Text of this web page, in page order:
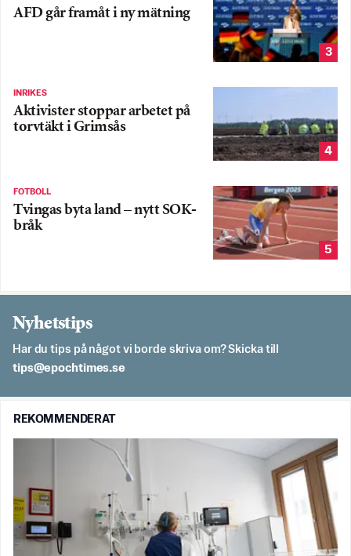
AFD går framåt i ny mätning
3
INRIKES
Aktivister stoppar arbetet på
torvtäkt i Grimsås
4
FOTBOLL
Tvingas byta land – nytt SOK-
bråk
5
Nyhetstips
Har du tips på något vi borde skriva om? Skicka till
es.semithcope@spit
REKOMMENDERAT